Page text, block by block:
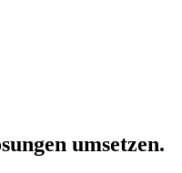
umsetzen.